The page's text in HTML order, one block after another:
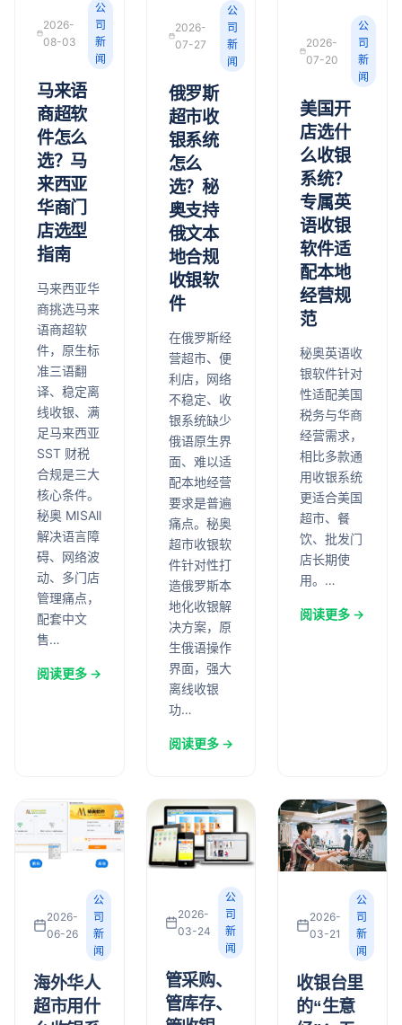
2026-
08-03
公
司
新
闻
马来语
商超软
件怎么
选？马
来西亚
华商门
店选型
指南
马来西亚华
商挑选马来
语商超软
件，原生标
准三语翻
译、稳定离
线收银、满
足马来西亚
SST 财税
合规是三大
核心条件。
秘奥 MISAll
解决语言障
碍、网络波
动、多门店
管理痛点，
配套中文
售…
阅读更多 →
2026-
07-27
公
司
新
闻
俄罗斯
超市收
银系统
怎么
选？秘
奥支持
俄文本
地合规
收银软
件
在俄罗斯经
营超市、便
利店，网络
不稳定、收
银系统缺少
俄语原生界
面、难以适
配本地经营
要求是普遍
痛点。秘奥
超市收银软
件针对性打
造俄罗斯本
地化收银解
决方案，原
生俄语操作
界面，强大
离线收银
功…
阅读更多 →
2026-
07-20
公
司
新
闻
美国开
店选什
么收银
系统？
专属英
语收银
软件适
配本地
经营规
范
秘奥英语收
银软件针对
性适配美国
税务与华商
经营需求，
相比多款通
用收银系统
更适合美国
超市、餐
饮、批发门
店长期使
用。…
阅读更多 →
2026-
06-26
公
司
新
闻
海外华人
超市用什
2026-
03-24
公
司
新
闻
管采购、
管库存、
2026-
03-21
公
司
新
闻
收银台里
的“生意